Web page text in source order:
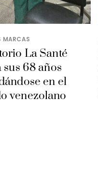
MARCAS
La Santé
68 años
en el
venezolano